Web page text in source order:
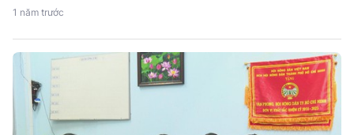
1 năm trước